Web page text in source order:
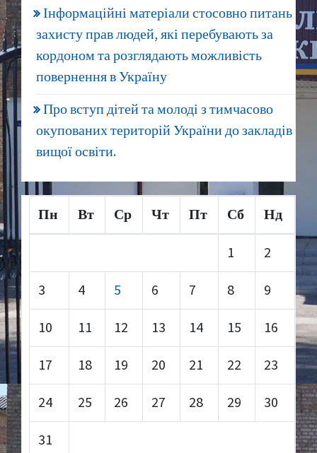
Інформаційні матеріали стосовно питань
захисту прав людей, які перебувають за
кордоном та розглядають можливість
повернення в Україну
Про вступ дітей та молоді з тимчасово
окупованих територій України до закладів
вищої освіти.
Пн Вт Ср Чт Пт Сб Нд
1 2
3 4 5 6 7 8 9
10 11 12 13 14 15 16
17 18 19 20 21 22 23
24 25 26 27 28 29 30
31